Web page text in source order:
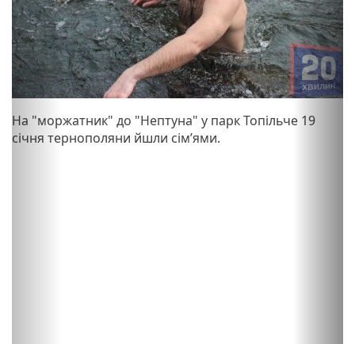
На "моржатник" до "Нептуна" у парк Топільче 19
січня тернополяни йшли сімʼями.
u
s